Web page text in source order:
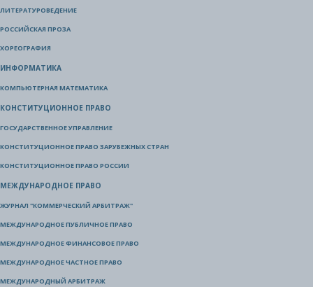
ЛИТЕРАТУРОВЕДЕНИЕ
РОССИЙСКАЯ ПРОЗА
ХОРЕОГРАФИЯ
ИНФОРМАТИКА
КОМПЬЮТЕРНАЯ МАТЕМАТИКА
КОНСТИТУЦИОННОЕ ПРАВО
ГОСУДАРСТВЕННОЕ УПРАВЛЕНИЕ
КОНСТИТУЦИОННОЕ ПРАВО ЗАРУБЕЖНЫХ СТРАН
КОНСТИТУЦИОННОЕ ПРАВО РОССИИ
МЕЖДУНАРОДНОЕ ПРАВО
ЖУРНАЛ "КОММЕРЧЕСКИЙ АРБИТРАЖ"
МЕЖДУНАРОДНОЕ ПУБЛИЧНОЕ ПРАВО
МЕЖДУНАРОДНОЕ ФИНАНСОВОЕ ПРАВО
МЕЖДУНАРОДНОЕ ЧАСТНОЕ ПРАВО
МЕЖДУНАРОДНЫЙ АРБИТРАЖ